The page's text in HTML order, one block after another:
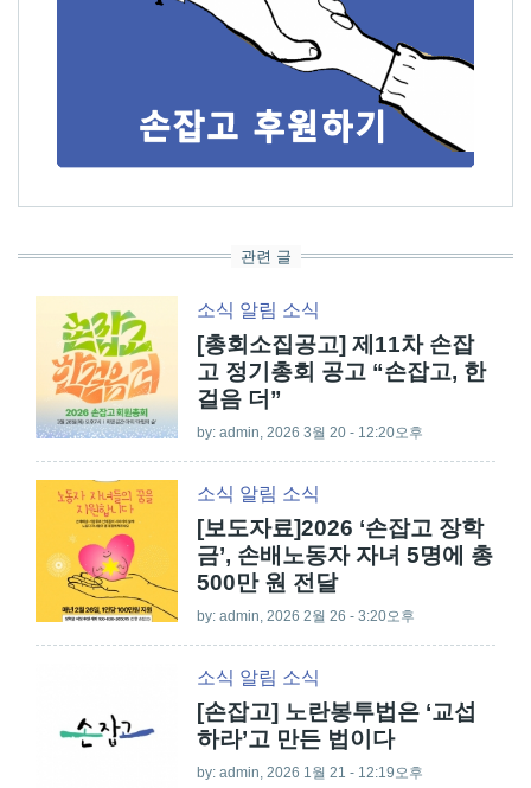
관련 글
소식 알림 소식
[총회소집공고] 제11차 손잡
고 정기총회 공고 “손잡고, 한
걸음 더”
by: admin , 2026 3월 20 - 12:20오후
소식 알림 소식
[보도자료]2026 ‘손잡고 장학
금’, 손배노동자 자녀 5명에 총
500만 원 전달
by: admin , 2026 2월 26 - 3:20오후
소식 알림 소식
[손잡고] 노란봉투법은 ‘교섭
하라’고 만든 법이다
by: admin , 2026 1월 21 - 12:19오후